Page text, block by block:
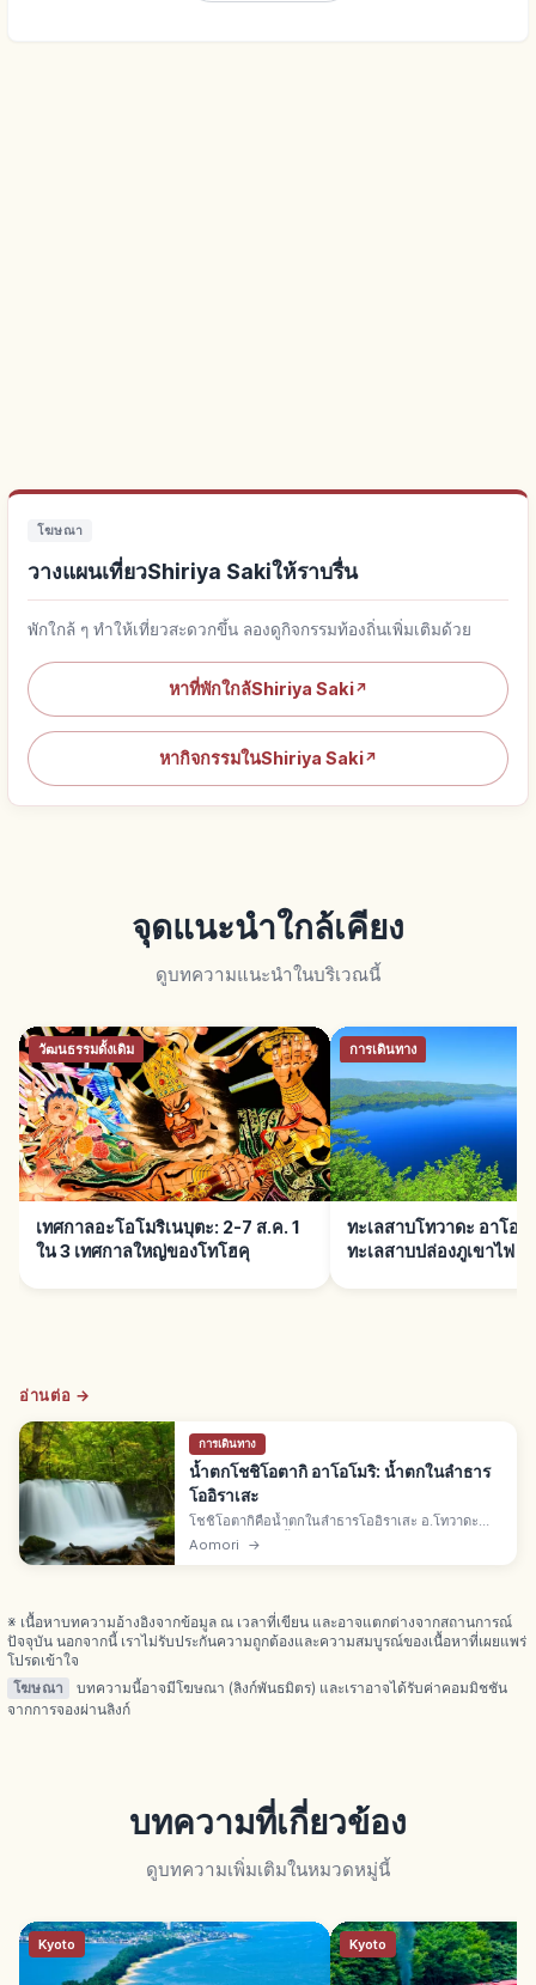
โฆษณา
วางแผนเที่ยวShiriya Sakiให้ราบรื่น
พักใกล้ ๆ ทำให้เที่ยวสะดวกขึ้น ลองดูกิจกรรมท้องถิ่นเพิ่มเติมด้วย
หาที่พักใกล้Shiriya Saki↗
หากิจกรรมในShiriya Saki↗
จุดแนะนำใกล้เคียง
ดูบทความแนะนำในบริเวณนี้
วัฒนธรรมดั้งเดิม
เทศกาลอะโอโมริเนบุตะ: 2-7 ส.ค. 1
ใน 3 เทศกาลใหญ่ของโทโฮคุ
การเดินทาง
ทะเลสาบโทวาดะ อาโอ
ทะเลสาบปล่องภูเขาไฟ
อ่านต่อ →
การเดินทาง
น้ำตกโชชิโอตากิ อาโอโมริ: น้ำตกในลำธาร
โออิราเสะ
โชชิโอตากิคือน้ำตกในลำธารโออิราเสะ อ.โทวาดะ
จ.อาโอโมริ เป็นน้ำตกเดียวในกระแสหลักของลำธาร
Aomori →
※ เนื้อหาบทความอ้างอิงจากข้อมูล ณ เวลาที่เขียน และอาจแตกต่างจากสถานการณ์
ปัจจุบัน นอกจากนี้ เราไม่รับประกันความถูกต้องและความสมบูรณ์ของเนื้อหาที่เผยแพร่
โปรดเข้าใจ
โฆษณา
บทความนี้อาจมีโฆษณา (ลิงก์พันธมิตร) และเราอาจได้รับค่าคอมมิชชัน
จากการจองผ่านลิงก์
บทความที่เกี่ยวข้อง
ดูบทความเพิ่มเติมในหมวดหมู่นี้
Kyoto Kyoto